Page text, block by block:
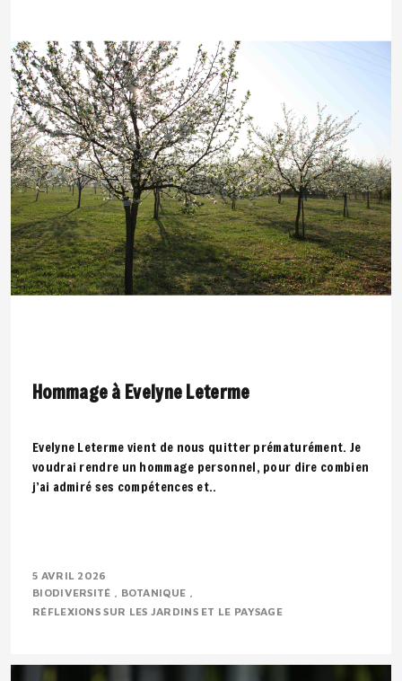
Hommage à Evelyne Leterme
Evelyne Leterme vient de nous quitter prématurément. Je
voudrai rendre un hommage personnel, pour dire combien
j’ai admiré ses compétences et..
5 AVRIL 2026
BIODIVERSITÉ
BOTANIQUE
RÉFLEXIONS SUR LES JARDINS ET LE PAYSAGE